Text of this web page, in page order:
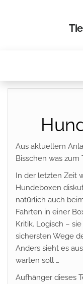
Aus aktuellem
Bisschen was
In der letzten Zeit
Hundeboxen
natürlich auch
Fahrten in einer
Kritik. Logisch –
sichersten Wege
Anders sieht es
warten soll …
Aufhänger dieses